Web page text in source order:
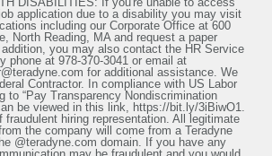
application due to a disability you may visit
including our Corporate Office at 600
North Reading, MA and request a paper
you may also contact the HR Service
phone at 978-370-3041 or email at
for additional assistance. We
Contractor. In compliance with US Labor
to “Pay Transparency Nondiscrimination
be viewed in this link, https://bit.ly/3iBiwO1.
fraudulent hiring representation. All legitimate
the company will come from a Teradyne
@teradyne.com domain. If you have any